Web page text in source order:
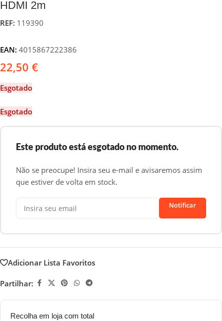
HDMI 2m
REF: 119390
EAN: 4015867222386
22,50 €
Esgotado
Esgotado
Este produto está esgotado no momento.
Não se preocupe! Insira seu e-mail e avisaremos assim
que estiver de volta em stock.
Notificar
Adicionar Lista Favoritos
Partilhar:
Recolha em loja com total